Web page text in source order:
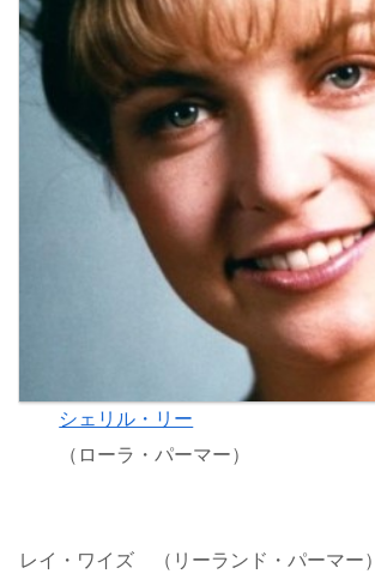
シェリル・リー
（ローラ・パーマー）
レイ・ワイズ （リーランド・パーマー）